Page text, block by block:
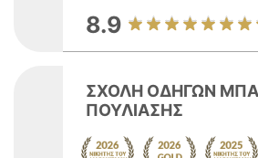
8.9
ΣΧΟΛΗ ΟΔΗΓΩΝ
ΠΟΥΛΙΑΣΗΣ